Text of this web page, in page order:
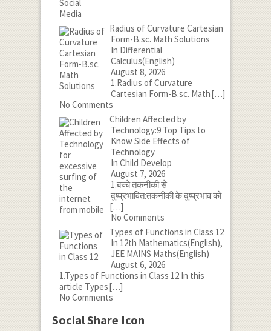
Radius of Curvature Cartesian
Form-B.sc. Math Solutions
In Differential
Calculus(English)
August 8, 2026
1.Radius of Curvature
Cartesian Form-B.sc. Math[…]
No Comments
Children Affected by
Technology:9 Top Tips to
Know Side Effects of
Technology
In Child Develop
August 7, 2026
1.बच्चे तकनीकी से
दुष्प्रभावित:तकनीकी के दुष्प्रभाव को
[…]
No Comments
Types of Functions in Class 12
In 12th Mathematics(English),
JEE MAINS Maths(English)
August 6, 2026
1.Types of Functions in Class 12 In this
article Types[…]
No Comments
Social Share Icon